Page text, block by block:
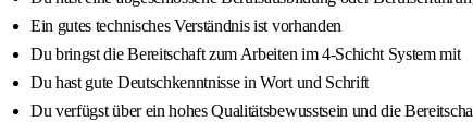
Ein gutes technisches Verständnis ist vorhanden
Du bringst die Bereitschaft zum Arbeiten im 4-Schicht System mit
Du hast gute Deutschkenntnisse in Wort und Schrift
Du verfügst über ein hohes Qualitätsbewusstsein und die